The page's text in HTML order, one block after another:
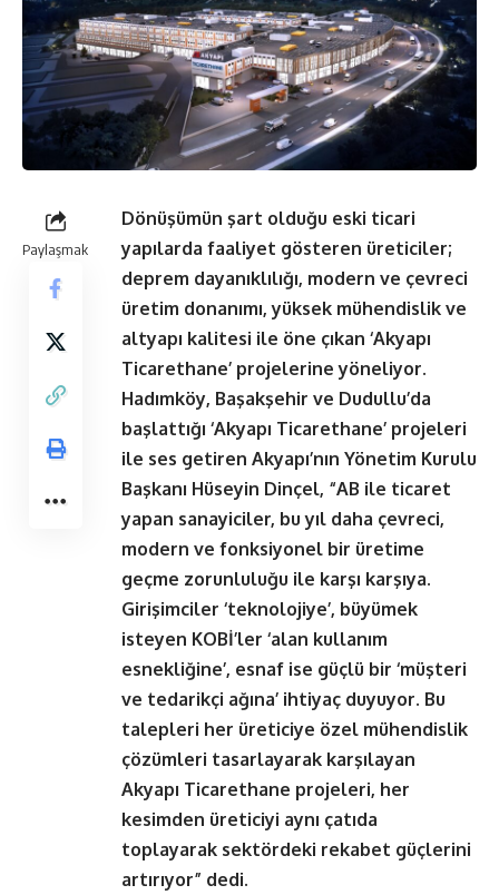
Paylaşmak
Dönüşümün şart olduğu eski ticari
yapılarda faaliyet gösteren üreticiler;
deprem dayanıklılığı, modern ve çevreci
üretim donanımı, yüksek mühendislik ve
altyapı kalitesi ile öne çıkan ‘Akyapı
Ticarethane’ projelerine yöneliyor.
Hadımköy, Başakşehir ve Dudullu’da
başlattığı ‘Akyapı Ticarethane’ projeleri
ile ses getiren Akyapı’nın Yönetim Kurulu
Başkanı Hüseyin Dinçel, “AB ile ticaret
yapan sanayiciler, bu yıl daha çevreci,
modern ve fonksiyonel bir üretime
geçme zorunluluğu ile karşı karşıya.
Girişimciler ‘teknolojiye’, büyümek
isteyen KOBİ’ler ‘alan kullanım
esnekliğine’, esnaf ise güçlü bir ‘müşteri
ve tedarikçi ağına’ ihtiyaç duyuyor. Bu
talepleri her üreticiye özel mühendislik
çözümleri tasarlayarak karşılayan
Akyapı Ticarethane projeleri, her
kesimden üreticiyi aynı çatıda
toplayarak sektördeki rekabet güçlerini
artırıyor” dedi.